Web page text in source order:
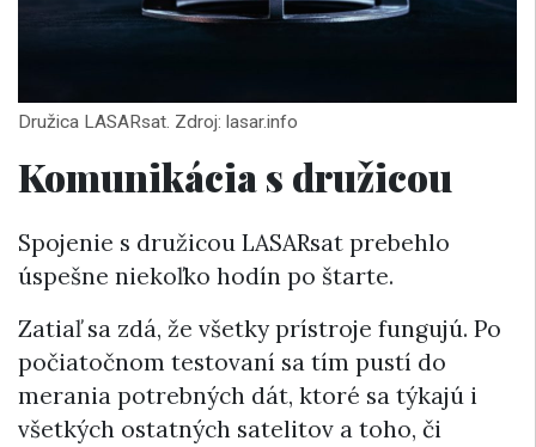
Družica LASARsat. Zdroj: lasar.info
Komunikácia s družicou
Spojenie s družicou LASARsat prebehlo
úspešne niekoľko hodín po štarte.
Zatiaľ sa zdá, že všetky prístroje fungujú. Po
počiatočnom testovaní sa tím pustí do
merania potrebných dát, ktoré sa týkajú i
všetkých ostatných satelitov a toho, či